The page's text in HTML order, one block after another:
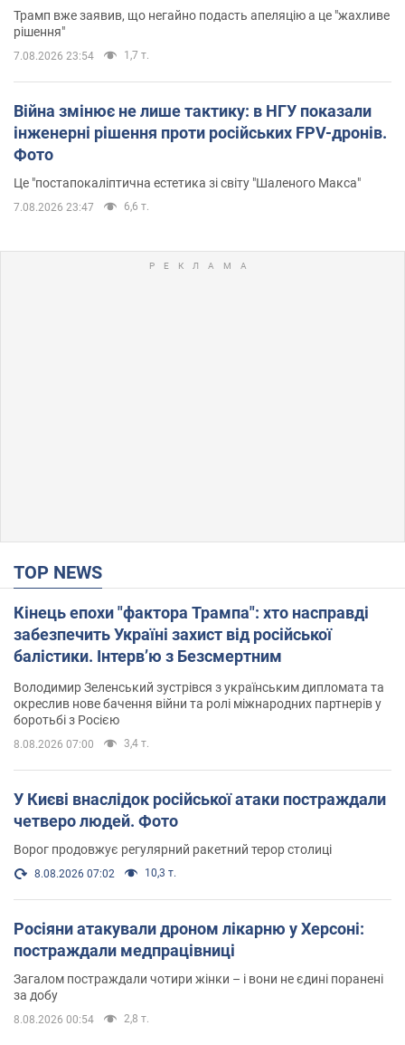
Трамп вже заявив, що негайно подасть апеляцію а це "жахливе
рішення"
7.08.2026 23:54 1,7 т.
Війна змінює не лише тактику: в НГУ показали
інженерні рішення проти російських FPV-дронів.
Фото
Це "постапокаліптична естетика зі світу "Шаленого Макса"
7.08.2026 23:47 6,6 т.
TOP NEWS
Кінець епохи "фактора Трампа": хто насправді
забезпечить Україні захист від російської
балістики. Інтерв’ю з Безсмертним
Володимир Зеленський зустрівся з українським дипломата та
окреслив нове бачення війни та ролі міжнародних партнерів у
боротьбі з Росією
8.08.2026 07:00 3,4 т.
У Києві внаслідок російської атаки постраждали
четверо людей. Фото
Ворог продовжує регулярний ракетний терор столиці
8.08.2026 07:02 10,3 т.
Росіяни атакували дроном лікарню у Херсоні:
постраждали медпрацівниці
Загалом постраждали чотири жінки – і вони не єдині поранені
за добу
8.08.2026 00:54 2,8 т.